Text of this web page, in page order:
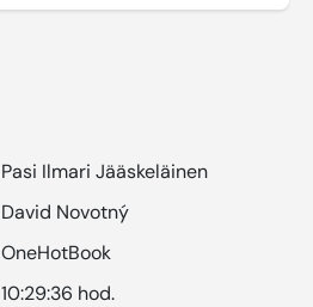
Pasi Ilmari Jääskeläinen
David Novotný
OneHotBook
10:29:36 hod.